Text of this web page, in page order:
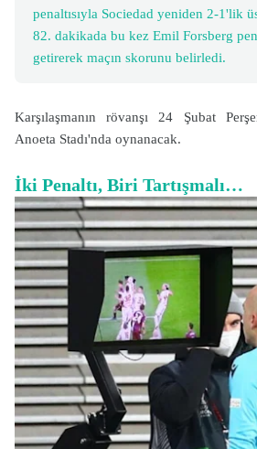
penaltısıyla Sociedad yeniden 2-1'lik
82. dakikada bu kez Emil Forsberg
getirerek maçın skorunu belirledi.
Karşılaşmanın rövanşı 24 Şubat
Anoeta Stadı'nda oynanacak.
İki Penaltı, Biri Tartışmalı…